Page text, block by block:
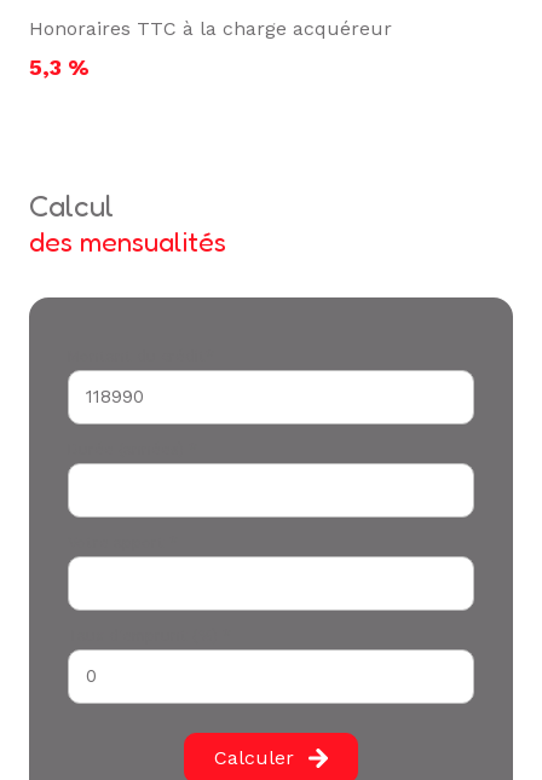
Honoraires TTC à la charge acquéreur
5,3 %
calcul
des mensualités
Calculer